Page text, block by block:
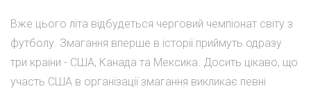
Вже цього літа відбудеться черговий чемпіонат світу з
футболу. Змагання вперше в історії приймуть одразу
три країни - США, Канада та Мексика. Досить цікаво, що
участь США в організації змагання викликає певні